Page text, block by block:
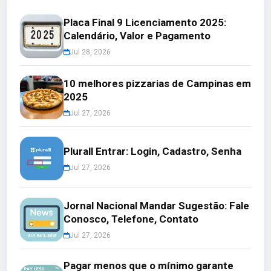
Placa Final 9 Licenciamento 2025:
Calendário, Valor e Pagamento
Jul 28, 2026
10 melhores pizzarias de Campinas em
2025
Jul 27, 2026
Plurall Entrar: Login, Cadastro, Senha
Jul 27, 2026
Jornal Nacional Mandar Sugestão: Fale
Conosco, Telefone, Contato
Jul 27, 2026
Pagar menos que o mínimo garante